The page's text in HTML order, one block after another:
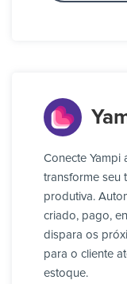
Conecte Yampi
transforme seu
produtiva.
criado, pago,
dispara os
para o cliente
estoque.